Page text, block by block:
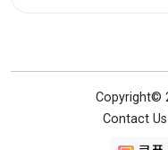
Copyright©
Contact